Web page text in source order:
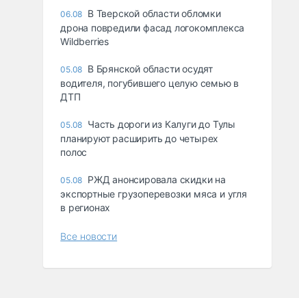
06.08 В Тверской области обломки
дрона повредили фасад логокомплекса
Wildberries
05.08 В Брянской области осудят
водителя, погубившего целую семью в
ДТП
05.08 Часть дороги из Калуги до Тулы
планируют расширить до четырех
полос
05.08 РЖД анонсировала скидки на
экспортные грузоперевозки мяса и угля
в регионах
Все новости